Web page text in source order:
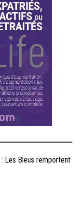
: Les Bleus remportent